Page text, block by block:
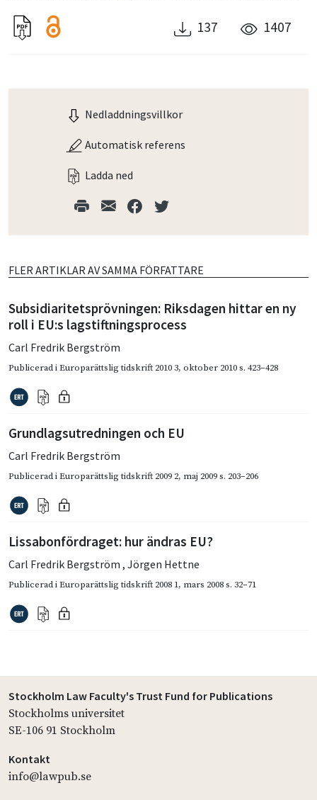
137 1407
Nedladdningsvillkor
Automatisk referens
Ladda ned
FLER ARTIKLAR AV SAMMA FÖRFATTARE
Subsidiaritetsprövningen: Riksdagen hittar en ny
roll i EU:s lagstiftningsprocess
Carl Fredrik Bergström
Publicerad iEuroparättslig tidskrift 2010 3, oktober 2010s. 423–428
Grundlagsutredningen och EU
Carl Fredrik Bergström
Publicerad iEuroparättslig tidskrift 2009 2, maj 2009s. 203–206
Lissabonfördraget: hur ändras EU?
Carl Fredrik Bergström , Jörgen Hettne
Publicerad iEuroparättslig tidskrift 2008 1, mars 2008s. 32–71
Stockholm Law Faculty's Trust Fund for Publications
Stockholms universitet
SE-106 91 Stockholm
Kontakt
info@lawpub.se